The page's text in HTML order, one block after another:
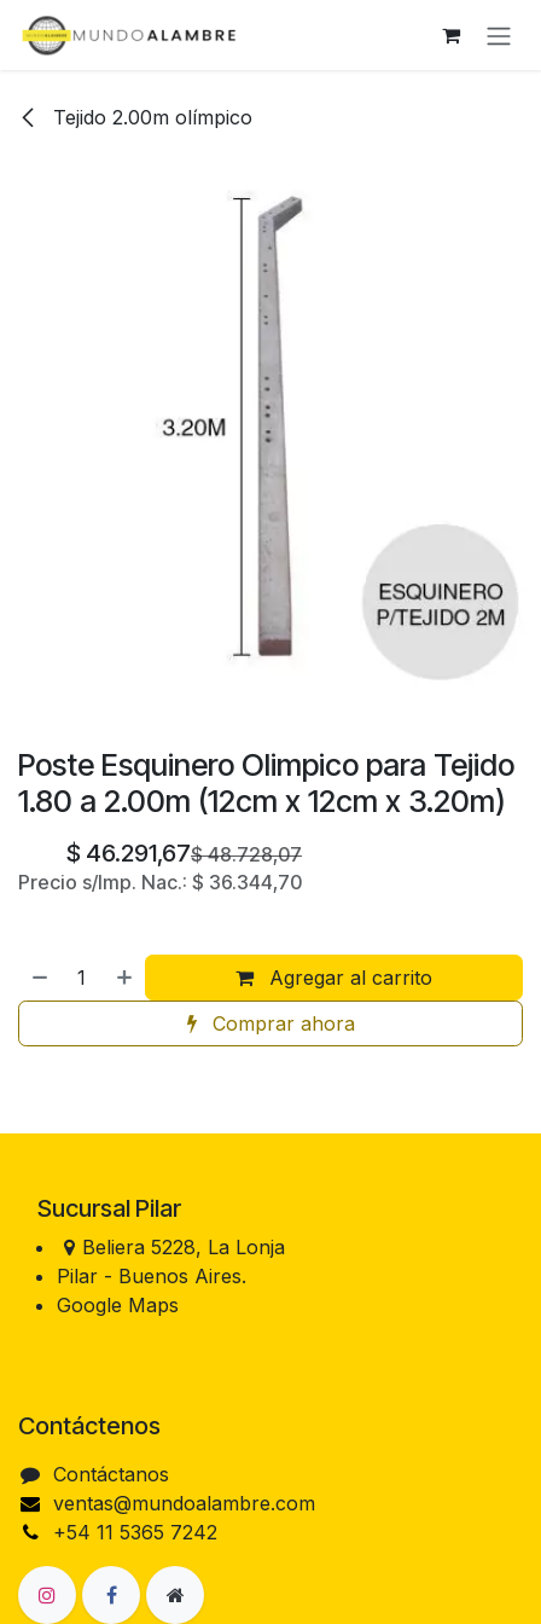
Ir al contenido
Tejido 2.00m olímpico
Poste Esquinero Olimpico para Tejido
1.80 a 2.00m (12cm x 12cm x 3.20m)
$ 46.291,67$48.728,07
Precio s/Imp. Nac.: $ 36.344,70
Agregar al carrito
Comprar ahora
Sucursal Pilar
Beliera 5228, La Lonja
Pilar - Buenos Aires.
Google Maps
Contáctenos
Contáctanos
ventas@mundoalambre.com
+54 11 5365 7242